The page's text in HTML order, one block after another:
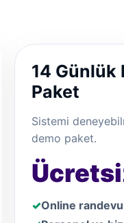
14 Günlük
Paket
Sistemi
demo paket.
Online randevu